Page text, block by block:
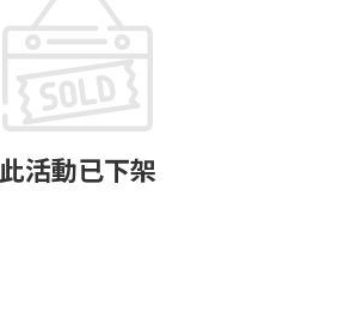
此活動已下架